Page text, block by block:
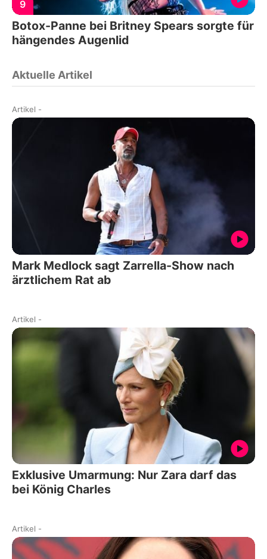
9
Botox-Panne bei Britney Spears sorgte für
hängendes Augenlid
Aktuelle Artikel
Artikel -
Mark Medlock sagt Zarrella-Show nach
ärztlichem Rat ab
Artikel -
Exklusive Umarmung: Nur Zara darf das
bei König Charles
Artikel -